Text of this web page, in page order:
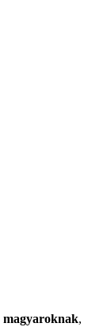
magyaroknak,